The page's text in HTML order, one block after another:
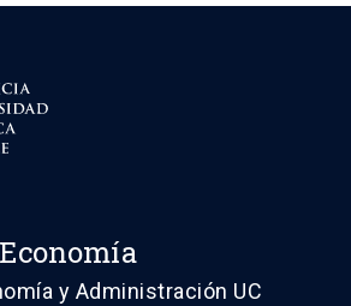
y Administración UC